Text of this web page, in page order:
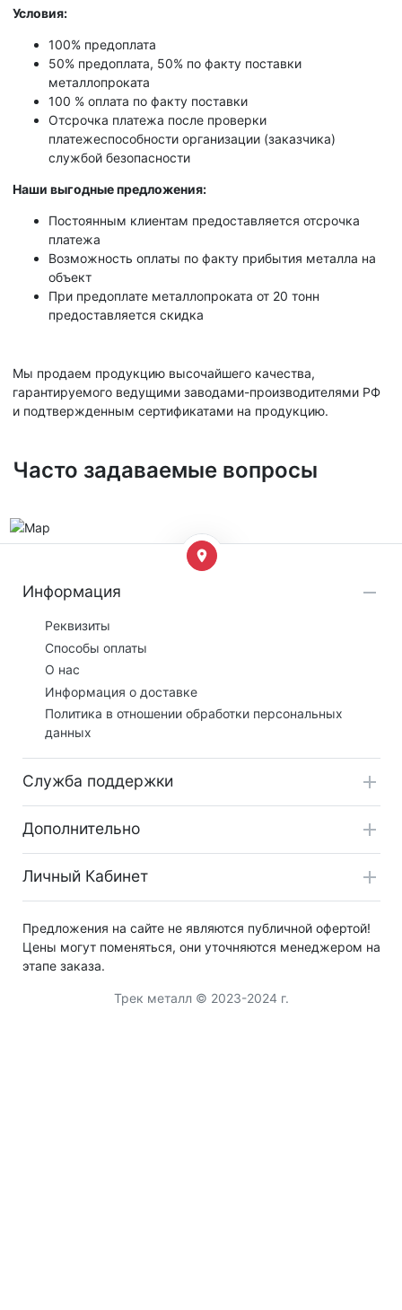
Условия:
100% предоплата
50% предоплата, 50% по факту поставки
металлопроката
100 % оплата по факту поставки
Отсрочка платежа после проверки
платежеспособности организации (заказчика)
службой безопасности
Наши выгодные предложения:
Постоянным клиентам предоставляется отсрочка
платежа
Возможность оплаты по факту прибытия металла на
объект
При предоплате металлопроката от 20 тонн
предоставляется скидка
Мы продаем продукцию высочайшего качества,
гарантируемого ведущими заводами-производителями РФ
и подтвержденным сертификатами на продукцию.
Часто задаваемые вопросы
Информация
Реквизиты
Способы оплаты
О нас
Информация о доставке
Политика в отношении обработки персональных
данных
Служба поддержки
Дополнительно
Личный Кабинет
Предложения на сайте не являются публичной офертой!
Цены могут поменяться, они уточняются менеджером на
этапе заказа.
Трек металл © 2023-2024 г.